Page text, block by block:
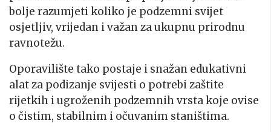
bolje razumjeti koliko je podzemni svijet
osjetljiv, vrijedan i važan za ukupnu prirodnu
ravnotežu.
Oporavilište tako postaje i snažan edukativni
alat za podizanje svijesti o potrebi zaštite
rijetkih i ugroženih podzemnih vrsta koje ovise
o čistim, stabilnim i očuvanim staništima.